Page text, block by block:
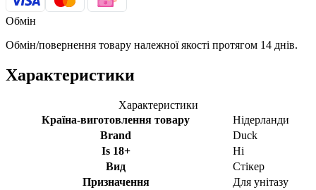
Обмін
Обмін/повернення товару належної якості протягом 14 днів.
Характеристики
Характеристики
Країна-виготовлення товару
Нідерланди
Brand
Duck
Is 18+
Ні
Вид
Стікер
Призначення
Для унітазу